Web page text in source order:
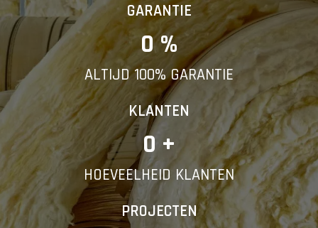
GARANTIE
0 %
ALTIJD 100% GARANTIE
KLANTEN
0 +
HOEVEELHEID KLANTEN
PROJECTEN